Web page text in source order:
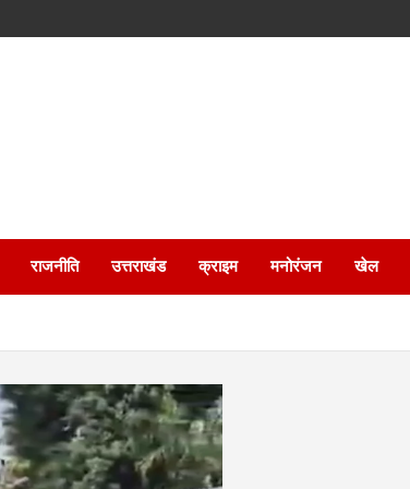
राजनीति उत्तराखंड क्राइम मनोरंजन खेल